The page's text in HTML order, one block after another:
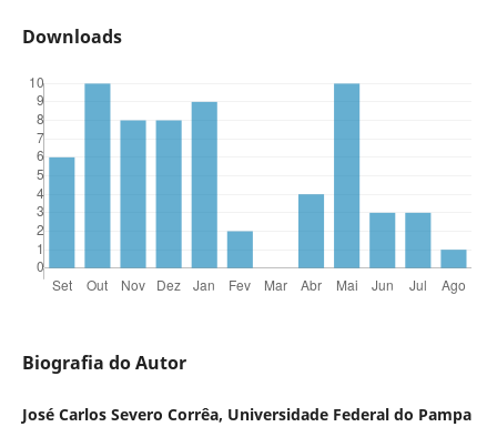
Downloads
Biografia do Autor
José Carlos Severo Corrêa, Universidade Federal do Pampa